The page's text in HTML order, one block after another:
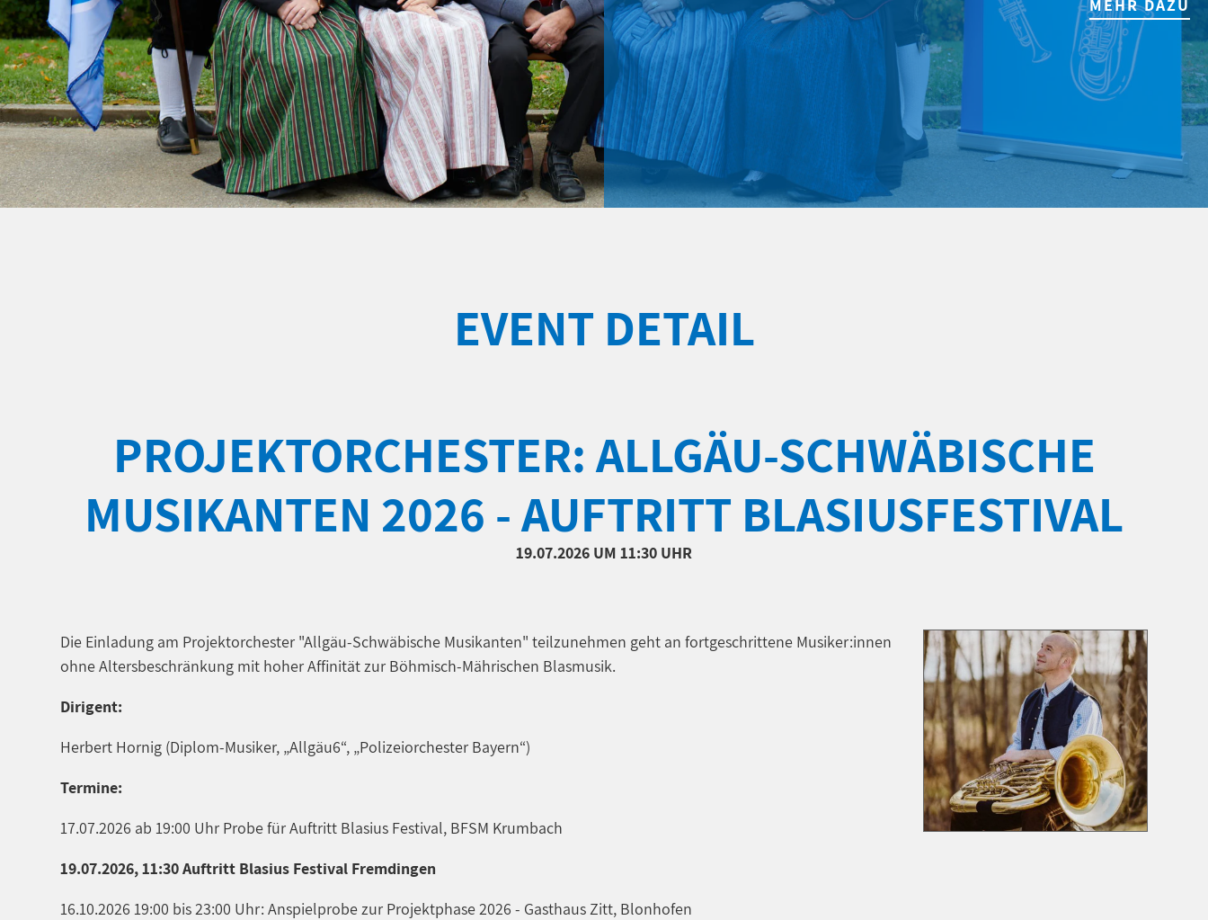
MEHR DAZU
EVENT DETAIL
PROJEKTORCHESTER: ALLGÄU-SCHWÄBISCHE
MUSIKANTEN 2026 - AUFTRITT BLASIUSFESTIVAL
19.07.2026 UM 11:30 UHR
Die Einladung am Projektorchester "Allgäu-Schwäbische Musikanten" teilzunehmen geht an fortgeschrittene Musiker:innen
ohne Altersbeschränkung mit hoher Affinität zur Böhmisch-Mährischen Blasmusik.
Dirigent:
Herbert Hornig (Diplom-Musiker, „Allgäu6“, „Polizeiorchester Bayern“)
Termine:
17.07.2026 ab 19:00 Uhr Probe für Auftritt Blasius Festival, BFSM Krumbach
19.07.2026, 11:30 Auftritt Blasius Festival Fremdingen
16.10.2026 19:00 bis 23:00 Uhr: Anspielprobe zur Projektphase 2026 - Gasthaus Zitt, Blonhofen